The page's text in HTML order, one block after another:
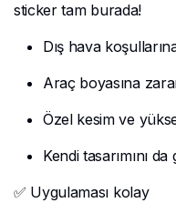
sticker tam burada!
Dış hava
Araç boyasına
Özel kesim ve
Kendi tasarımını
✅ Uygulaması kolay